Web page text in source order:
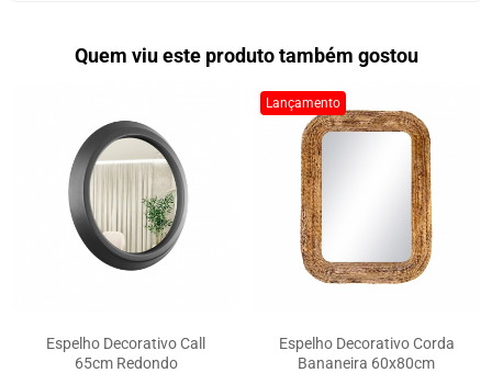
Quem viu este produto também gostou
Espelho Decorativo Call
65cm Redondo
Lançamento
Espelho Decorativo Corda
Bananeira 60x80cm